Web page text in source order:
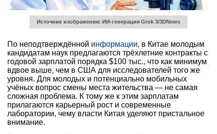
Источник изображения: ИИ-генерация Grok 3/3DNews
По неподтверждённой информации, в Китае молодым
кандидатам наук предлагаются трёхлетние контракты с
годовой зарплатой порядка $100 тыс., что как минимум
вдвое выше, чем в США для исследователей того же
уровня. Для молодых и потенциально мобильных
учёных вопрос смены места жительства — не самая
сложная проблема. К тому же к этим зарплатам
прилагаются карьерный рост и современные
лаборатории, чему власти Китая уделяют пристальное
внимание.